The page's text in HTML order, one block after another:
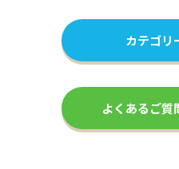
カテゴリ
よくあるご質